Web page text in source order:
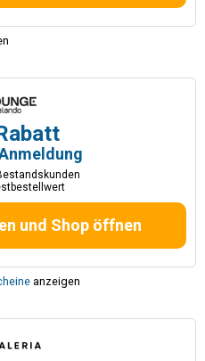
und Shop öffnen
anzeigen